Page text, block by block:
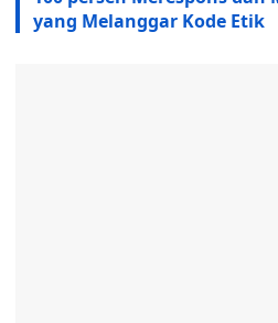
yang Melanggar Kode Etik